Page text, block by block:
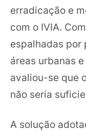
erradicação e
com o IVIA.
espalhadas por
áreas urbanas
avaliou-se que
não seria
A solução